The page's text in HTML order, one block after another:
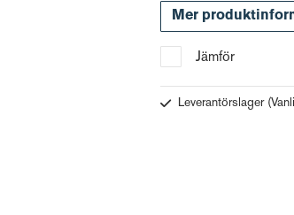
Mer
Jämför
Leverantörslager